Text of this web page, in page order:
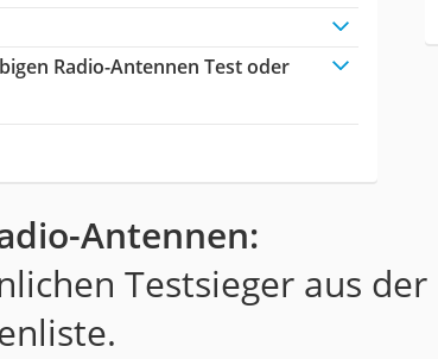
Radio-Antennen Test oder
Antennen:
Testsieger aus der